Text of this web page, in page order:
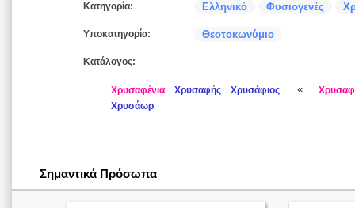
Κατηγορία: Ελληνικό Φυσιογενές
Υποκατηγορία: Θεοτοκωνύμιο
Κατάλογος:
Χρυσαφένια Χρυσαφής Χρυσάφιος «
Χρυσάωρ
Σημαντικά Πρόσωπα